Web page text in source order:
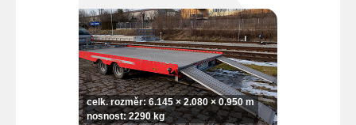
celk. rozměr: 6.145 × 2.080 × 0.950 m
nosnost: 2290 kg